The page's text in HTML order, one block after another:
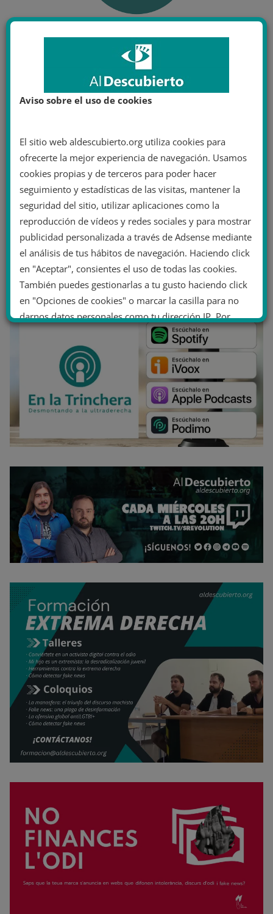
Aviso sobre el uso de cookies
El sitio web aldescubierto.org utiliza cookies para
ofrecerte la mejor experiencia de navegación. Usamos
cookies propias y de terceros para poder hacer
seguimiento y estadísticas de las visitas, mantener la
seguridad del sitio, utilizar aplicaciones como la
reproducción de vídeos y redes sociales y para mostrar
publicidad personalizada a través de Adsense mediante
el análisis de tus hábitos de navegación. Haciendo click
en "Aceptar", consientes el uso de todas las cookies.
También puedes gestionarlas a tu gusto haciendo click
en "Opciones de cookies" o marcar la casilla para no
darnos datos personales como tu dirección IP. Por
último, puedes leer nuestra Política de cookies.
No dar mi información personal
Opciones de cookies Aceptar cookies
Política de cookies